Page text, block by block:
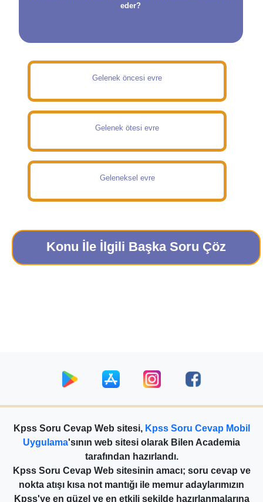
eder?
Gelenek öncesi evre
Gelenek ötesi evre
Geleneksel evre
Konu İle İlgili Başka Soru Çöz
Kpss Soru Cevap Web sitesi, Kpss Soru Cevap Mobil
Uygulama'sının web sitesi olarak Bilen Academia
tarafından hazırlandı.
Kpss Soru Cevap Web sitesinin amacı; soru cevap ve
nokta atışı kısa not mantığı ile memur adaylarımızın
Kpss'ye en güzel ve en etkili şekilde hazırlanmalarına